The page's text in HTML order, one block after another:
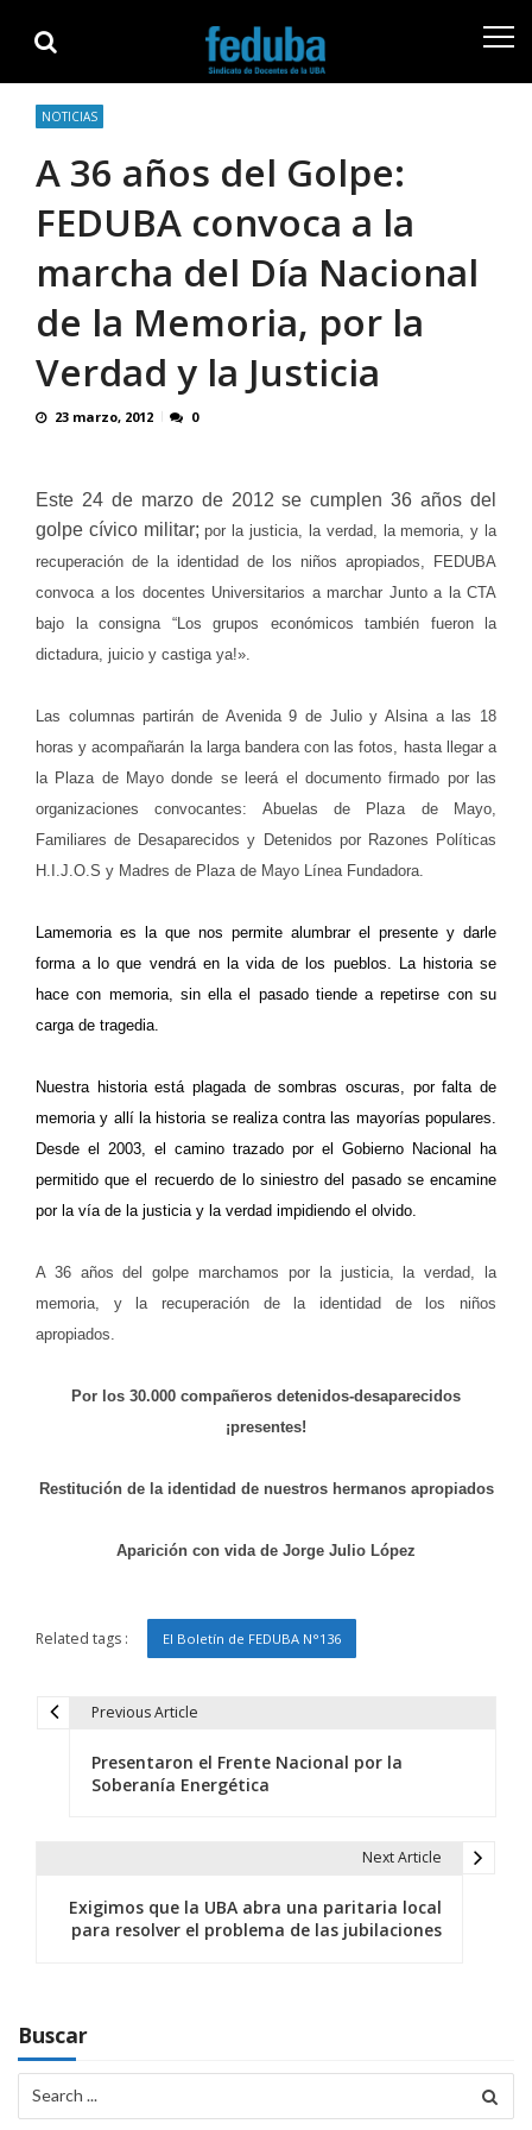
navigation
content
NOTICIAS
A 36 años del Golpe:
FEDUBA convoca a la
marcha del Día Nacional
de la Memoria, por la
Verdad y la Justicia
23 marzo, 2012 0
Este 24 de marzo de 2012 se cumplen 36 años del
golpe cívico militar;por la justicia, la verdad, la memoria, y la
recuperación de la identidad de los niños apropiados, FEDUBA
convoca a los docentes Universitarios a marchar Junto a la CTA
bajo la consigna “Los grupos económicos también fueron la
dictadura, juicio y castiga ya!».
Las columnas partirán de Avenida 9 de Julio y Alsina a las 18
horas y acompañarán la larga bandera con las fotos, hasta llegar a
la Plaza de Mayo donde se leerá el documento firmado por las
organizaciones convocantes: Abuelas de Plaza de Mayo,
Familiares de Desaparecidos y Detenidos por Razones Políticas
H.I.J.O.S y Madres de Plaza de Mayo Línea Fundadora.
Lamemoria es la que nos permite alumbrar el presente y darle
forma a lo que vendrá en la vida de los pueblos. La historia se
hace con memoria, sin ella el pasado tiende a repetirse con su
carga de tragedia.
Nuestra historia está plagada de sombras oscuras, por falta de
memoria y allí la historia se realiza contra las mayorías populares.
Desde el 2003, el camino trazado por el Gobierno Nacional ha
permitido que el recuerdo de lo siniestro del pasado se encamine
por la vía de la justicia y la verdad impidiendo el olvido.
A 36 años del golpe marchamos por la justicia, la verdad, la
memoria, y la recuperación de la identidad de los niños
apropiados.
Por los 30.000 compañeros detenidos-desaparecidos
¡presentes!
Restitución de la identidad de nuestros hermanos apropiados
Aparición con vida de Jorge Julio López
Related tags : El Boletín de FEDUBA N°136
i
ó
n
Previous Article
Presentaron el Frente Nacional por la
Soberanía Energética
Next Article
Exigimos que la UBA abra una paritaria local
para resolver el problema de las jubilaciones
Buscar
for: